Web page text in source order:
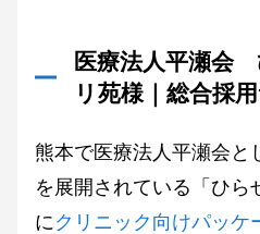
医療法人平瀬会
リ苑様｜総合採
熊本で医療法人平瀬会と
を展開されている「ひら
にクリニック向けパッケ